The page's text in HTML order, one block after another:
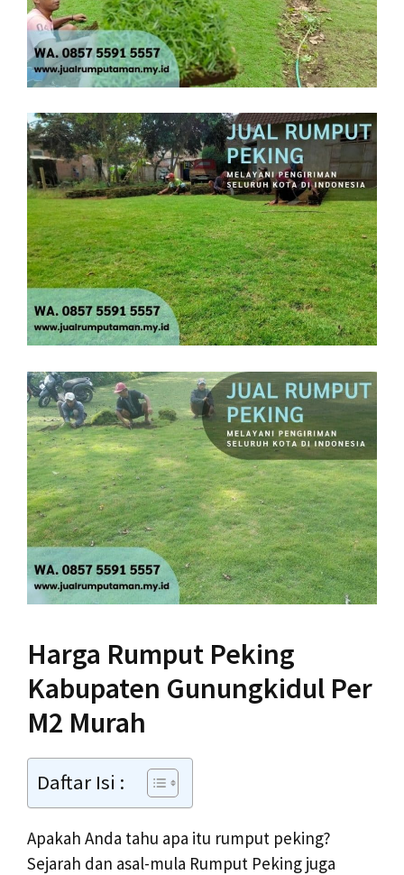
Harga Rumput Peking
Kabupaten Gunungkidul Per
M2 Murah
Daftar Isi :
Apakah Anda tahu apa itu rumput peking?
Sejarah dan asal-mula Rumput Peking juga